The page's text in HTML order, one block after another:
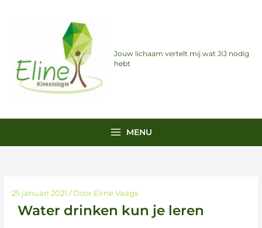
Jouw lichaam vertelt mij wat JIJ nodig
hebt
MENU
25 januari 2021/ Door Eline Vaags
Water drinken kun je leren